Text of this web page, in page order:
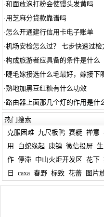
·和面放泡打粉会使馒头发黄吗
· 用芝麻分贷款靠谱吗
· 怎么开通建行信用卡电子账单
·机场安检怎么过？ 七步快速过检
·构成旅游者应具备的条件是什么
· 睫毛嫁接选什么毛最好，嫁接下
·熟地加黑豆红糖有什么功效
· 路由器上面那几个灯的作用是什
热门搜索
克服困难
九尺板鸭 赛艇 禅意
用
白蛇缘起 康镇 微信投屏
作 停滞 中山火炬开发区 花下
日
caxa 春野 标致 花蕾 图片